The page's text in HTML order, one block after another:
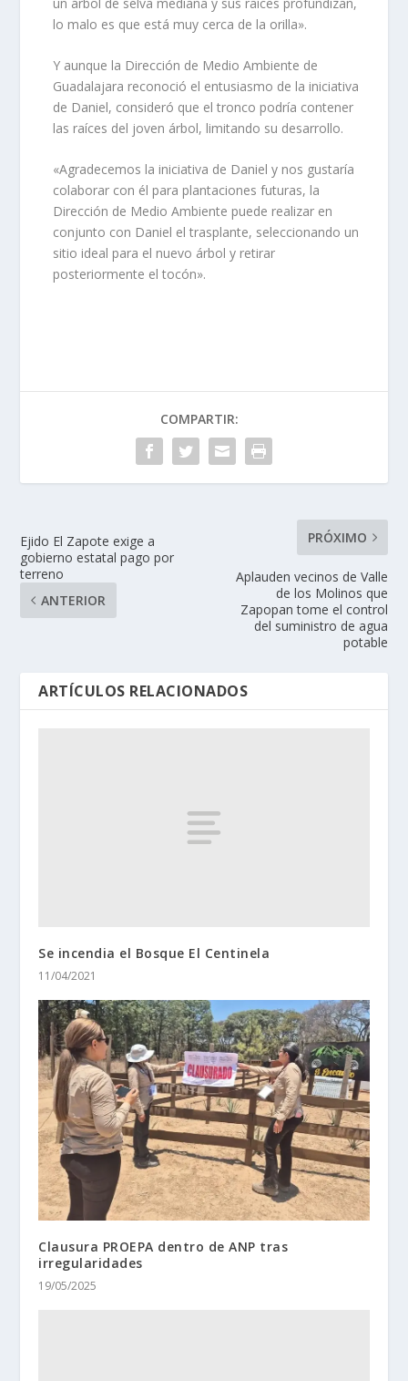
lo malo es que está muy cerca de la orilla».
Y aunque la Dirección de Medio Ambiente de
Guadalajara reconoció el entusiasmo de la iniciativa
de Daniel, consideró que el tronco podría contener
las raíces del joven árbol, limitando su desarrollo.
«Agradecemos la iniciativa de Daniel y nos gustaría
colaborar con él para plantaciones futuras, la
Dirección de Medio Ambiente puede realizar en
conjunto con Daniel el trasplante, seleccionando un
sitio ideal para el nuevo árbol y retirar
posteriormente el tocón».
COMPARTIR:
Ejido El Zapote exige a
gobierno estatal pago por
terreno
ANTERIOR
PRÓXIMO
Aplauden vecinos de Valle
de los Molinos que
Zapopan tome el control
del suministro de agua
potable
ARTÍCULOS RELACIONADOS
Se incendia el Bosque El Centinela
11/04/2021
Clausura PROEPA dentro de ANP tras
irregularidades
19/05/2025